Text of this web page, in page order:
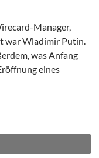
Manager,
war Wladimir Putin.
was Anfang
eines
Trump, die bösen